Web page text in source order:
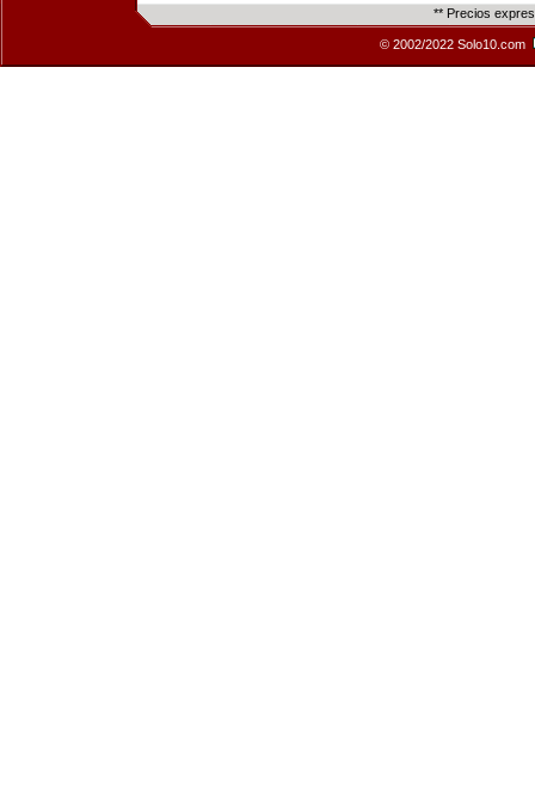
** Precios
© 2002/2022 Solo10.com